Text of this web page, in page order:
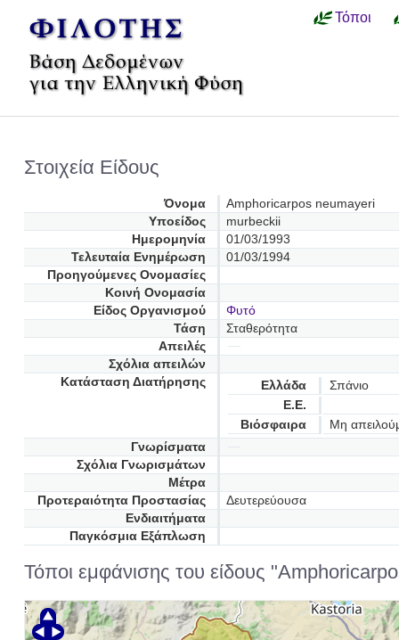
Τόποι
Στοιχεία Είδους
Όνομα
Amphoricarpos neumayeri
Υποείδος
murbeckii
Ημερομηνία
01/03/1993
Τελευταία Ενημέρωση
01/03/1994
Προηγούμενες Oνομασίες
Κοινή Ονομασία
Είδος Οργανισμού
Φυτό
Τάση
Σταθερότητα
Απειλές
Σχόλια απειλών
Κατάσταση Διατήρησης
Ελλάδα
Σπάνιο
Ε.Ε.
Βιόσφαιρα
Μη
Γνωρίσματα
Σχόλια Γνωρισμάτων
Μέτρα
Προτεραιότητα Προστασίας
Δευτερεύουσα
Ενδιαιτήματα
Παγκόσμια Εξάπλωση
Τόποι εμφάνισης του είδους